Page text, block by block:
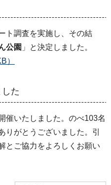
ト調査を実施し、その結
公園 」と決定しました。
）
た
催いたしました。のべ103名
りがとうございました。引
とご協力をよろしくお願い